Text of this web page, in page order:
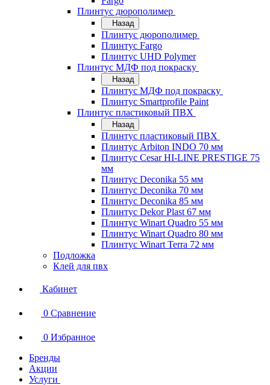
Плинтус дюрополимер
Назад
Плинтус дюрополимер
Плинтус Fargo
Плинтус UHD Polymer
Плинтус МДФ под покраску
Назад
Плинтус МДФ под покраску
Плинтус Smartprofile Paint
Плинтус пластиковый ПВХ
Назад
Плинтус пластиковый ПВХ
Плинтус Arbiton INDO 70 мм
Плинтус Cesar HI-LINE PRESTIGE 75
мм
Плинтус Deconika 55 мм
Плинтус Deconika 70 мм
Плинтус Deconika 85 мм
Плинтус Dekor Plast 67 мм
Плинтус Winart Quadro 55 мм
Плинтус Winart Quadro 80 мм
Плинтус Winart Terra 72 мм
Подложка
Клей для пвх
Кабинет
0 Сравнение
0 Избранное
Бренды
Акции
Услуги